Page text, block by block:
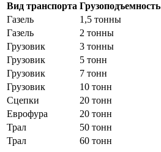
Вид транспорта Грузоподъемность
Газель
1,5 тонны
Газель
2 тонны
Грузовик
3 тонны
Грузовик
5 тонн
Грузовик
7 тонн
Грузовик
10 тонн
Сцепки
20 тонн
Еврофура
20 тонн
Трал
50 тонн
Трал
60 тонн